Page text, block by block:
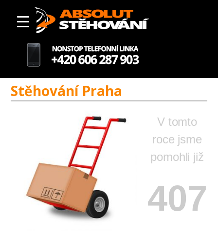
Stěhování Praha
V tomto
roce jsme
pomohli již
407